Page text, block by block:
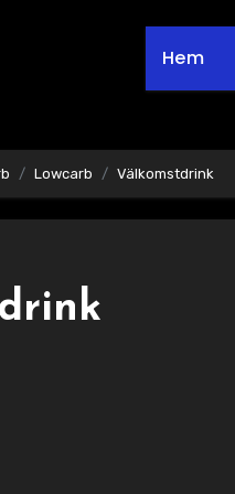
Hem
Lowcarb Välkomstdrink